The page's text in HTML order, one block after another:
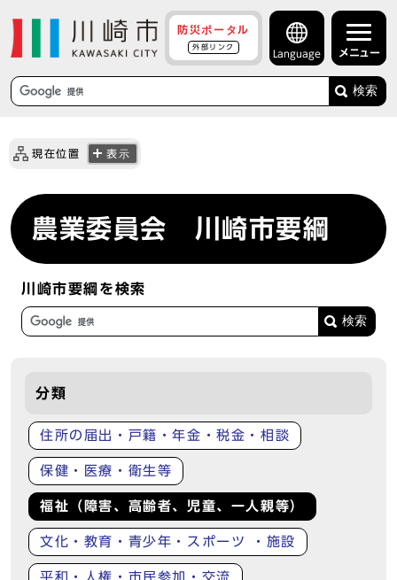
防災ポータル
外部リンク
Language メニュー
検索
現在位置 表示
農業委員会 川崎市要綱
川崎市要綱を検索
分類
住所の届出・戸籍・年金・税金・相談
保健・医療・衛生等
福祉（障害、高齢者、児童、一人親等）
文化・教育・青少年・スポーツ ・施設
平和・人権・市民参加・交流